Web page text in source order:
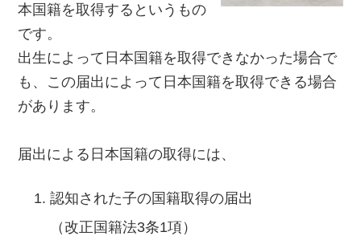
本国籍を取得するというもの
です。
出生によって日本国籍を取得できなかった場合で
も、この届出によって日本国籍を取得できる場合
があります。
届出による日本国籍の取得には、
認知された子の国籍取得の届出
（改正国籍法3条1項）